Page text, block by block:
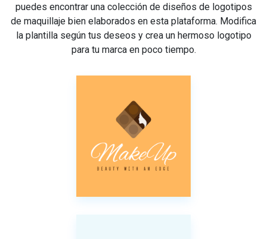
puedes encontrar una colección de diseños de logotipos
de maquillaje bien elaborados en esta plataforma. Modifica
la plantilla según tus deseos y crea un hermoso logotipo
para tu marca en poco tiempo.